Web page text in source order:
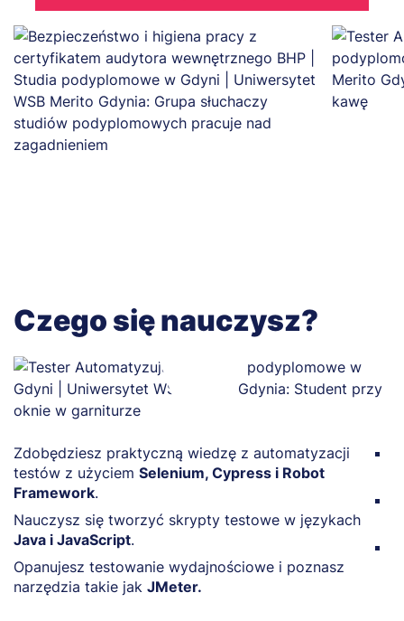
Czego się nauczysz?
Zdobędziesz praktyczną wiedzę z automatyzacji
testów z użyciem Selenium, Cypress i Robot
Framework.
Nauczysz się tworzyć skrypty testowe w językach
Java i JavaScript.
Opanujesz testowanie wydajnościowe i poznasz
narzędzia takie jak JMeter.